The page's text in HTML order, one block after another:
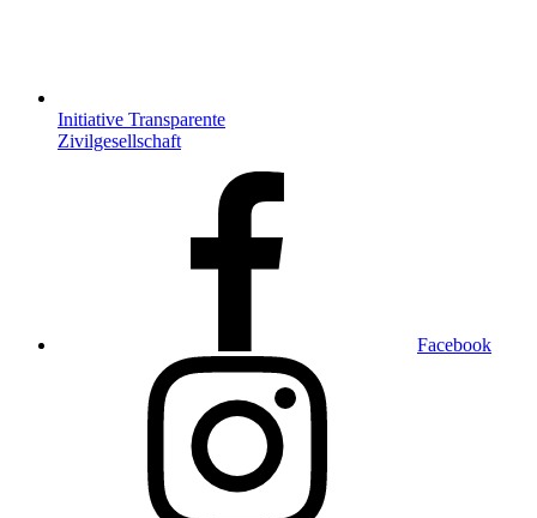
Initiative Transparente
Zivilgesellschaft
Facebook